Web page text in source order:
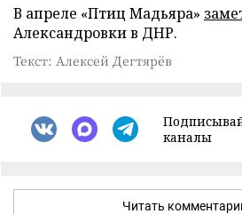
В апреле «Птиц Мадьяра»
Александровки в ДНР.
Текст: Алексей Дегтярёв
каналы
Читать